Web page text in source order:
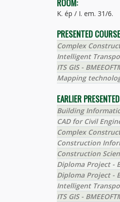
ROOM:
K. ép / I. em. 31/6.
PRESENTED
Complex
Intelligent
ITS GIS -
Mapping
EARLIER
Building
CAD for Civil
Complex
Construction
Construction
Diploma Project -
Diploma Project -
Intelligent
ITS GIS -